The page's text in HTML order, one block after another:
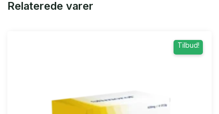
Relaterede varer
Tilbud!